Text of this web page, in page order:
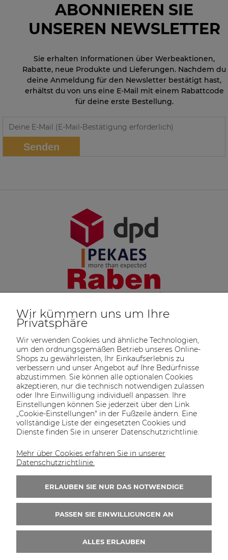
ABONNIEREN SIE
UNSEREN NEWSLETTER
Sie erhalten Informationen über Werbeaktionen,
Rabatte, neue Produkte und Lieferungen. Nachdem du
deine Anmeldung für den Newsletter bestätigt hast,
erhältst du von uns eine E-Mail mit einem Rabattcode
für deine erste Bestellung.
Senden
SOLTECH
SHOP
ANGEBOT INFORMATIONEN
KONTAKT
KONTAKT UNS
16:00 Uhr erreichbar.
+49 30 46690082
Wir kümmern uns um Ihre
Privatsphäre
Wir verwenden Cookies und ähnliche Technologien,
um den ordnungsgemäßen Betrieb unseres Online-
Shops zu gewährleisten, Ihr Einkaufserlebnis zu
verbessern und unser Angebot auf Ihre Bedürfnisse
abzustimmen. Sie können alle optionalen Cookies
akzeptieren, nur die technisch notwendigen zulassen
oder Ihre Einwilligung individuell anpassen. Ihre
Einstellungen können Sie jederzeit über den Link
„Cookie-Einstellungen" in der Fußzeile ändern. Eine
vollständige Liste der eingesetzten Cookies und
Dienste finden Sie in unserer Datenschutzrichtlinie.
Mehr über Cookies erfahren Sie in unserer
Datenschutzrichtlinie.
ERLAUBEN SIE NUR DAS NOTWENDIGE
PASSEN SIE EINWILLIGUNGEN AN
ALLES ERLAUBEN